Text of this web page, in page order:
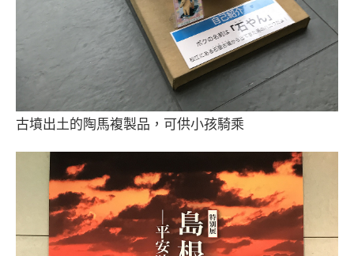
古墳出土的陶馬複製品，可供小孩騎乘